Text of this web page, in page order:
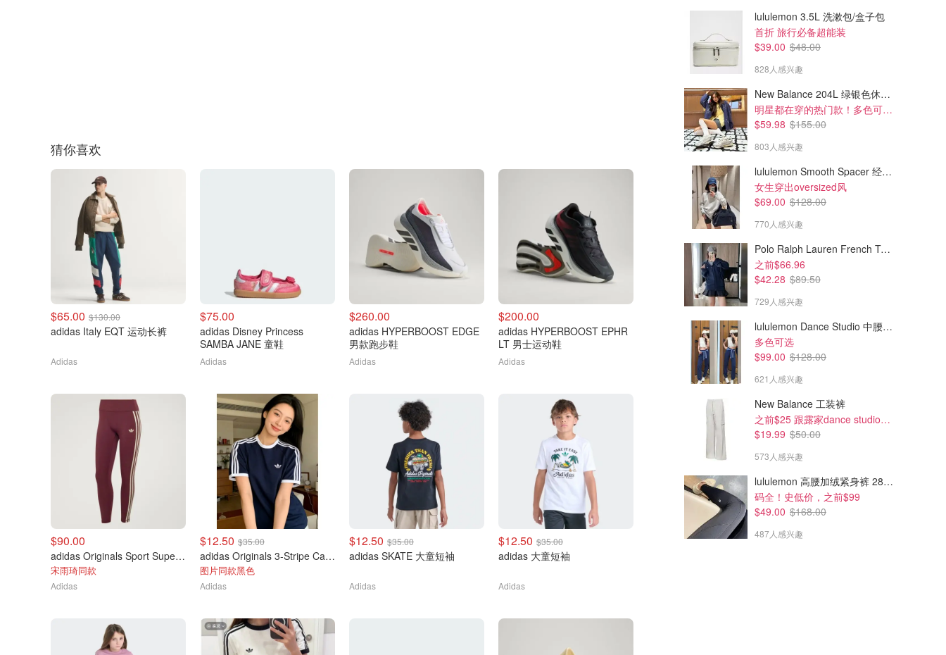
猜你喜欢
$65.00 $130.00
adidas Italy EQT 运动长裤
Adidas
$75.00
adidas Disney Princess
SAMBA JANE 童鞋
Adidas
$260.00
adidas HYPERBOOST EDGE
男款跑步鞋
Adidas
$200.00
adidas HYPERBOOST EPHR
LT 男士运动鞋
Adidas
$90.00
adidas Originals Sport Superstar 7/8紧身裤
宋雨琦同款
Adidas
$12.50 $35.00
adidas Originals 3-Stripe Cali Ringer 短袖T恤
图片同款黑色
Adidas
$12.50 $35.00
adidas SKATE 大童短袖
Adidas
$12.50 $35.00
adidas 大童短袖
Adidas
lululemon 3.5L 洗漱包/盒子包
首折 旅行必备超能装
$39.00 $48.00
828人感兴趣
New Balance 204L 绿银色休闲鞋
明星都在穿的热门款！多色可选 3.8折
$59.98 $155.00
803人感兴趣
lululemon Smooth Spacer 经典卫衣
女生穿出oversized风
$69.00 $128.00
770人感兴趣
Polo Ralph Lauren French Terry 女童连帽卫衣 7-16码
之前$66.96
$42.28 $89.50
729人感兴趣
lululemon Dance Studio 中腰长裤 女装常规款
多色可选
$99.00 $128.00
621人感兴趣
New Balance 工装裤
之前$25 跟露家dance studio好像!补码了
$19.99 $50.00
573人感兴趣
lululemon 高腰加绒紧身裤 28"≈71cm 5个口袋
码全！史低价，之前$99
$49.00 $168.00
487人感兴趣